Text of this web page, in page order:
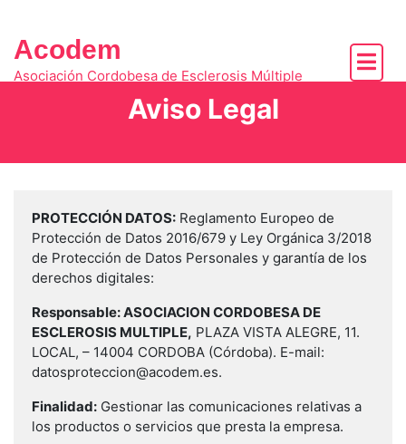
content
Acodem
Asociación Cordobesa de Esclerosis Múltiple
Aviso Legal
PROTECCIÓN DATOS: Reglamento Europeo de
Protección de Datos 2016/679 y Ley Orgánica 3/2018
de Protección de Datos Personales y garantía de los
derechos digitales:
Responsable: ASOCIACION CORDOBESA DE
ESCLEROSIS MULTIPLE, PLAZA VISTA ALEGRE, 11.
LOCAL, – 14004 CORDOBA (Córdoba). E-mail:
datosproteccion@acodem.es.
Finalidad: Gestionar las comunicaciones relativas a
los productos o servicios que presta la empresa.